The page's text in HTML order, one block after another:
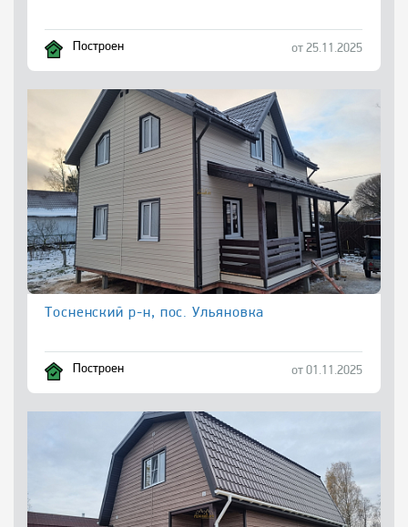
Построен от 25.11.2025
Тосненский р-н, пос. Ульяновка
Построен от 01.11.2025